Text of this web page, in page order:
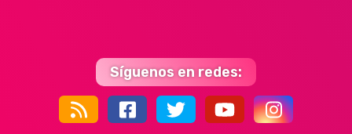
Síguenos en redes:
44k 9k 35k 352